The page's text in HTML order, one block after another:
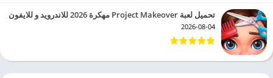
تحميل لعبة Project Makeover مهكرة 2026 للاندرويد و للايفون
2026-08-04